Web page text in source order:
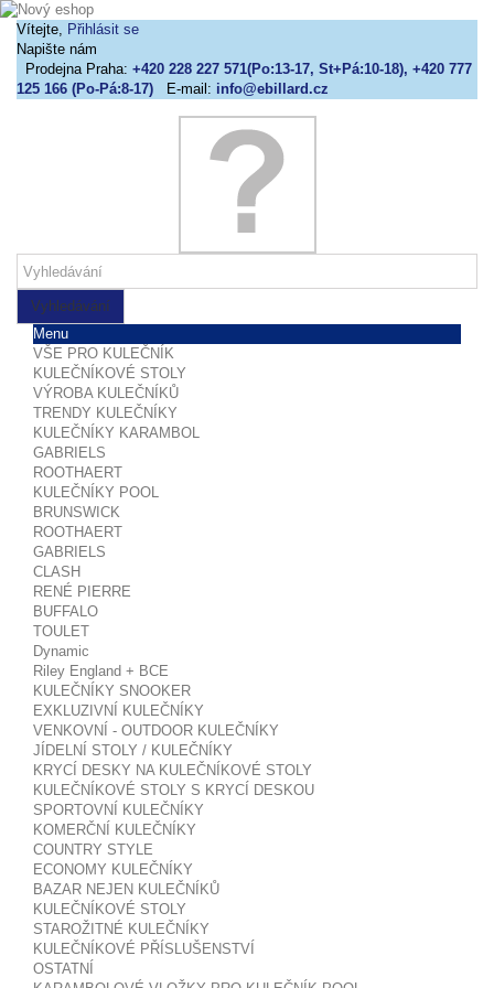
Vítejte, Přihlásit se
Napište nám
Prodejna Praha: +420 228 227 571(Po:13-17, St+Pá:10-18), +420 777
125 166 (Po-Pá:8-17)
E-mail: info@ebillard.cz
Vyhledávání
Menu
VŠE PRO KULEČNÍK
KULEČNÍKOVÉ STOLY
VÝROBA KULEČNÍKŮ
TRENDY KULEČNÍKY
KULEČNÍKY KARAMBOL
GABRIELS
ROOTHAERT
KULEČNÍKY POOL
BRUNSWICK
ROOTHAERT
GABRIELS
CLASH
RENÉ PIERRE
BUFFALO
TOULET
Dynamic
Riley England + BCE
KULEČNÍKY SNOOKER
EXKLUZIVNÍ KULEČNÍKY
VENKOVNÍ - OUTDOOR KULEČNÍKY
JÍDELNÍ STOLY / KULEČNÍKY
KRYCÍ DESKY NA KULEČNÍKOVÉ STOLY
KULEČNÍKOVÉ STOLY S KRYCÍ DESKOU
SPORTOVNÍ KULEČNÍKY
KOMERČNÍ KULEČNÍKY
COUNTRY STYLE
ECONOMY KULEČNÍKY
BAZAR NEJEN KULEČNÍKŮ
KULEČNÍKOVÉ STOLY
STAROŽITNÉ KULEČNÍKY
KULEČNÍKOVÉ PŘÍSLUŠENSTVÍ
OSTATNÍ
Tento web používá k poskytování služeb,
personalizaci reklam a analýze návštěvnosti